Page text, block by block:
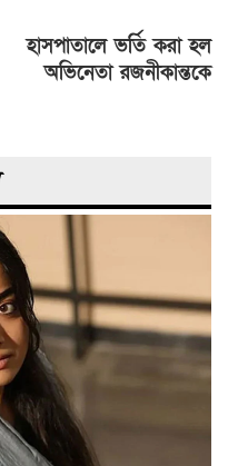
হাসপাতালে ভর্তি করা হল
অভিনেতা রজনীকান্তকে